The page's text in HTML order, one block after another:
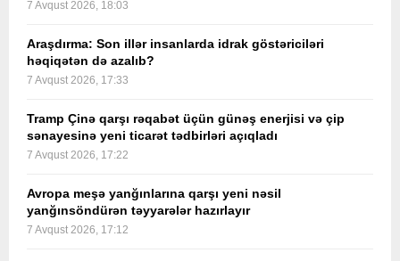
7 Avqust 2026, 18:03
Araşdırma: Son illər insanlarda idrak göstəriciləri
həqiqətən də azalıb?
7 Avqust 2026, 17:33
Tramp Çinə qarşı rəqabət üçün günəş enerjisi və çip
sənayesinə yeni ticarət tədbirləri açıqladı
7 Avqust 2026, 17:22
Avropa meşə yanğınlarına qarşı yeni nəsil
yanğınsöndürən təyyarələr hazırlayır
7 Avqust 2026, 17:12